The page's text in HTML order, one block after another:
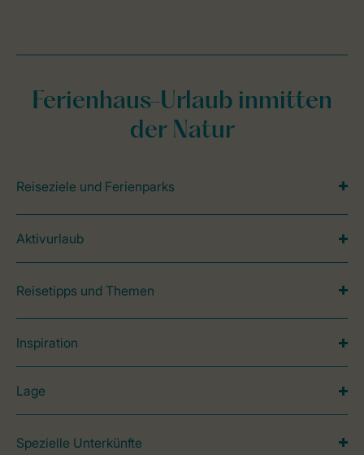
Ferienhaus-Urlaub inmitten
der Natur
Reiseziele und Ferienparks
Aktivurlaub
Reisetipps und Themen
Inspiration
Lage
Spezielle Unterkünfte